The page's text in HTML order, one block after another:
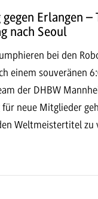
Erlangen –
nach Seoul
bei den
einem souveränen
der DHBW
neue Mitglieder
Weltmeistertitel zu